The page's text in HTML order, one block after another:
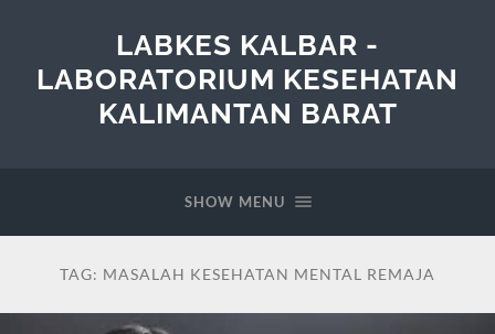
LABKES KALBAR -
LABORATORIUM KESEHATAN
KALIMANTAN BARAT
SHOW MENU
TAG: MASALAH KESEHATAN MENTAL REMAJA